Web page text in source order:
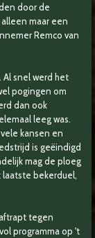
door de
maar een
Remco van
Al snel werd het
pogingen om
dan ook
leeg was.
kansen en
is geëindigd
mag de ploeg
laatste bekerduel,
tegen
programma op 't